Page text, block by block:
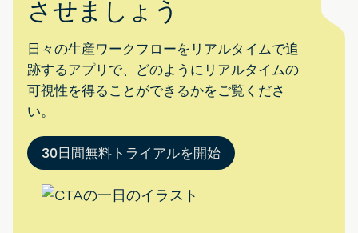
させましょう
日々の生産ワークフローをリアルタイムで追
跡するアプリで、どのようにリアルタイムの
可視性を得ることができるかをご覧くださ
い。
30日間無料トライアルを開始